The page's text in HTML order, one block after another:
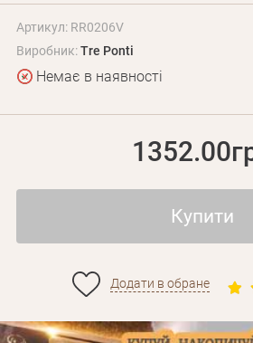
Артикул: RR0206V
Виробник:Tre Ponti
Немає в наявності
Купити
Додати в обране